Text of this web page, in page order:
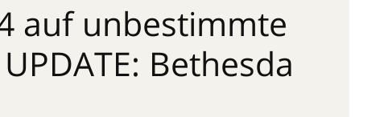
auf unbestimmte
Bethesda